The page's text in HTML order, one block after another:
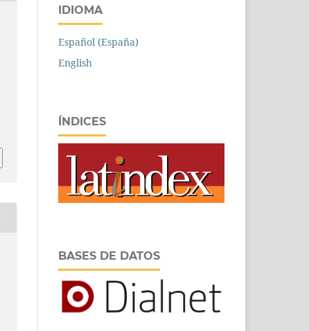
IDIOMA
Español (España)
English
ÍNDICES
BASES DE DATOS